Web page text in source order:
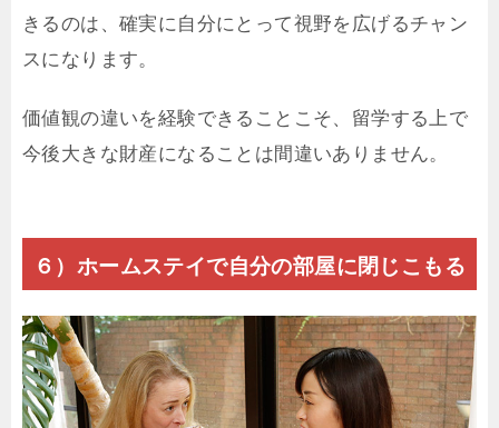
きるのは、確実に自分にとって視野を広げるチャン
スになります。
価値観の違いを経験できることこそ、留学する上で
今後大きな財産になることは間違いありません。
６）ホームステイで自分の部屋に閉じこもる